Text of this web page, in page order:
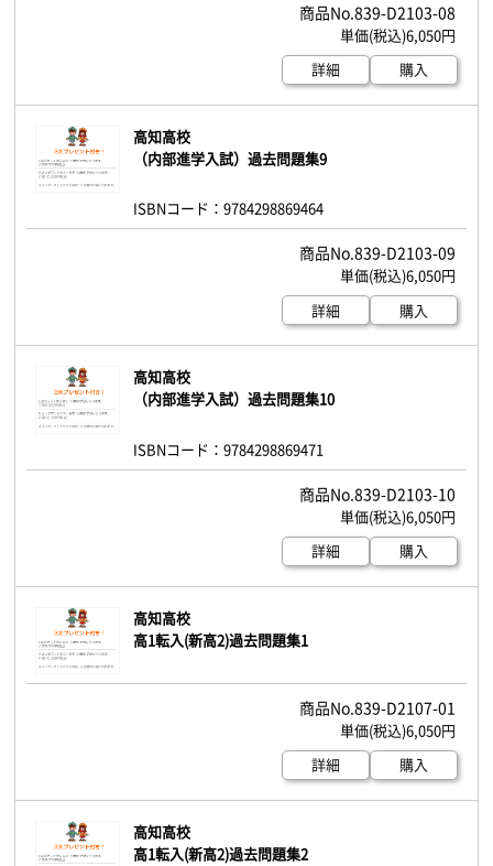
839-D2103-08
6,050円
詳細
購入
高知高校
（内部進学入試）過去問題集9
ISBNコード：9784298869464
839-D2103-09
6,050円
詳細
購入
高知高校
（内部進学入試）過去問題集10
ISBNコード：9784298869471
839-D2103-10
6,050円
詳細
購入
高知高校
高1転入(新高2)過去問題集1
839-D2107-01
6,050円
詳細
購入
高知高校
高1転入(新高2)過去問題集2